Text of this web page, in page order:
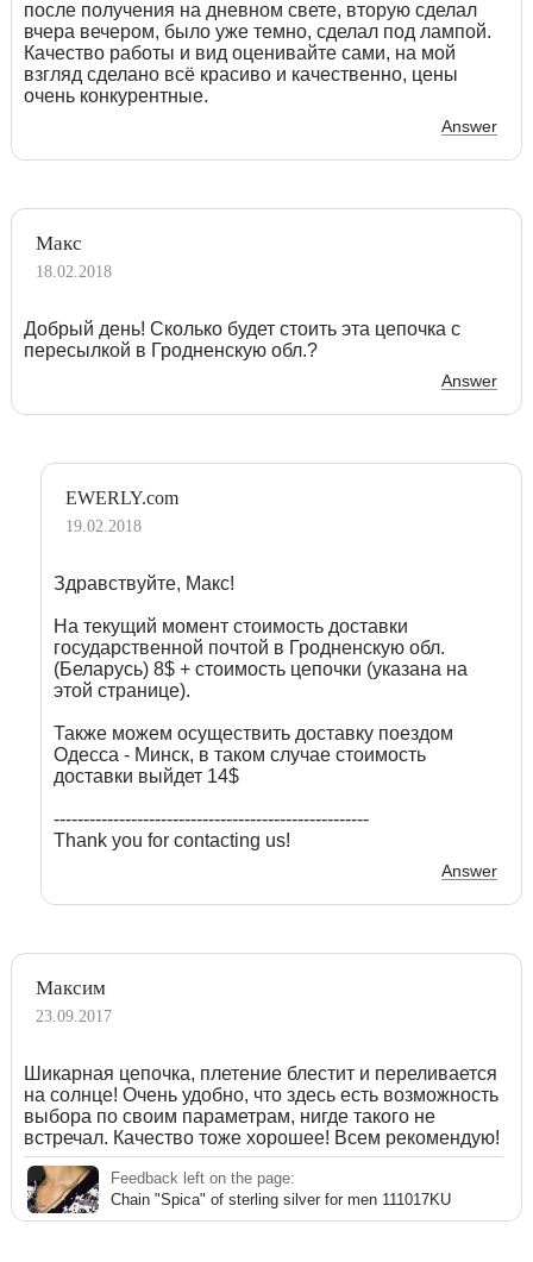
после получения на дневном свете, вторую сделал
вчера вечером, было уже темно, сделал под лампой.
Качество работы и вид оценивайте сами, на мой
взгляд сделано всё красиво и качественно, цены
очень конкурентные.
Answer
Макс
18.02.2018
Добрый день! Сколько будет стоить эта цепочка с
пересылкой в Гродненскую обл.?
Answer
EWERLY.com
19.02.2018
Здравствуйте, Макс!
На текущий момент стоимость доставки
государственной почтой в Гродненскую обл.
(Беларусь) 8$ + стоимость цепочки (указана на
этой странице).
Также можем осуществить доставку поездом
Одесса - Минск, в таком случае стоимость
доставки выйдет 14$
-----------------------------------------------------
Thank you for contacting us!
Answer
Максим
23.09.2017
Шикарная цепочка, плетение блестит и переливается
на солнце! Очень удобно, что здесь есть возможность
выбора по своим параметрам, нигде такого не
встречал. Качество тоже хорошее! Всем рекомендую!
Feedback left on the page:
Chain "Spica" of sterling silver for men 111017KU